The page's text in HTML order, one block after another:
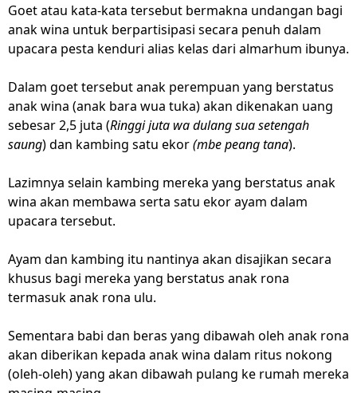
Goet atau kata-kata tersebut bermakna undangan bagi
anak wina untuk berpartisipasi secara penuh dalam
upacara pesta kenduri alias kelas dari almarhum ibunya.
Dalam goet tersebut anak perempuan yang berstatus
anak wina (anak bara wua tuka) akan dikenakan uang
sebesar 2,5 juta (Ringgi juta wa dulang sua setengah
saung) dan kambing satu ekor(mbe peang tana).
Lazimnya selain kambing mereka yang berstatus anak
wina akan membawa serta satu ekor ayam dalam
upacara tersebut.
Ayam dan kambing itu nantinya akan disajikan secara
khusus bagi mereka yang berstatus anak rona
termasuk anak rona ulu.
Sementara babi dan beras yang dibawah oleh anak rona
akan diberikan kepada anak wina dalam ritus nokong
(oleh-oleh) yang akan dibawah pulang ke rumah mereka